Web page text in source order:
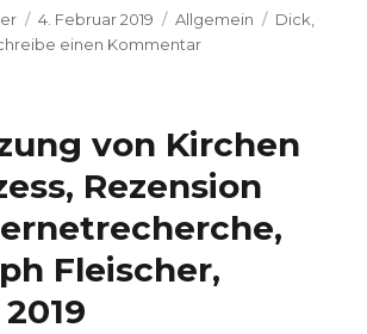
Veröffentlicht
am
4. Februar 2019 Kategorien
Allgemein Dick,
einen Kommentarzu
Rezension,
Christoph
Fleischer,
Welver
2019
von Kirchen
Rezension
Fleischer,